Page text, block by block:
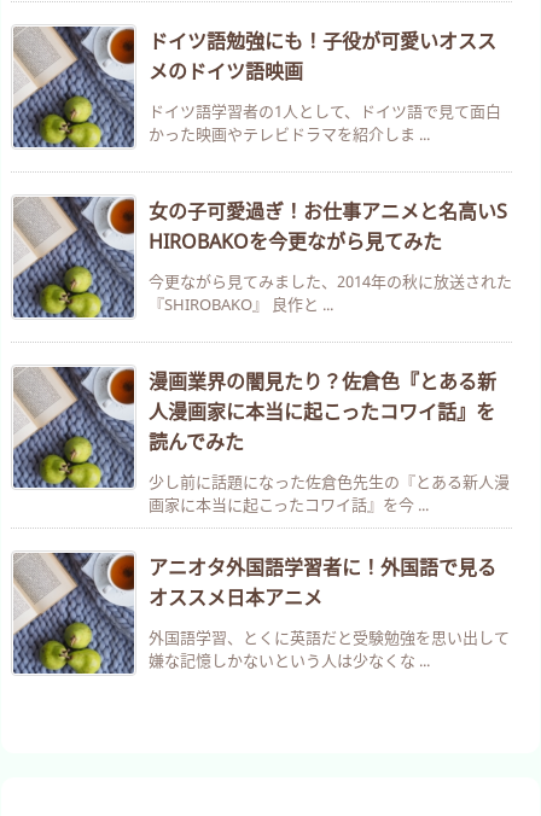
ドイツ語勉強にも！子役が可愛いオスス
メのドイツ語映画
ドイツ語学習者の1人として、ドイツ語で見て面白
かった映画やテレビドラマを紹介しま ...
女の子可愛過ぎ！お仕事アニメと名高いS
HIROBAKOを今更ながら見てみた
今更ながら見てみました、2014年の秋に放送された
『SHIROBAKO』 良作と ...
漫画業界の闇見たり？佐倉色『とある新
人漫画家に本当に起こったコワイ話』を
読んでみた
少し前に話題になった佐倉色先生の『とある新人漫
画家に本当に起こったコワイ話』を今 ...
アニオタ外国語学習者に！外国語で見る
オススメ日本アニメ
外国語学習、とくに英語だと受験勉強を思い出して
嫌な記憶しかないという人は少なくな ...